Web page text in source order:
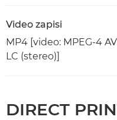
Video zapisi
MP4 [video: MPEG-4
LC (stereo)]
DIRECT